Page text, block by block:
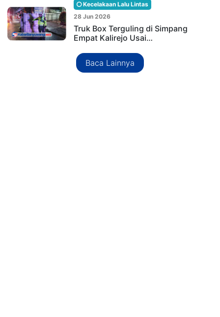
Kecelakaan Lalu Lintas
28 Jun 2026
Truk Box Terguling di Simpang
Empat Kalirejo Usai…
Baca Lainnya